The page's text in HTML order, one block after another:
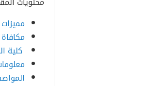
كلية